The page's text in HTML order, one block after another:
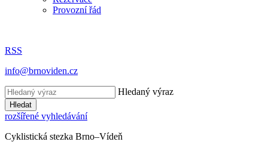
Provozní řád
RSS
info@brnoviden.cz
Hledaný výraz
Hledat
rozšířené vyhledávání
Cyklistická stezka Brno–Vídeň